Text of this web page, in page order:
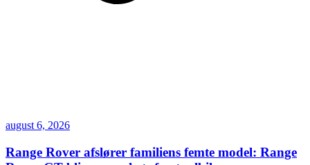
august 6, 2026
Range Rover afslører familiens femte model: Range